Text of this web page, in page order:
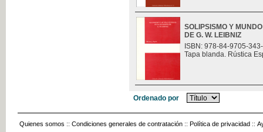
SOLIPSISMO Y
DE G. W. LEIBNIZ
ISBN: 978-84-9705-
Tapa blanda. Rústica
Ordenado por
Quienes somos :: Condiciones generales de contratación :: Política de privacidad ::